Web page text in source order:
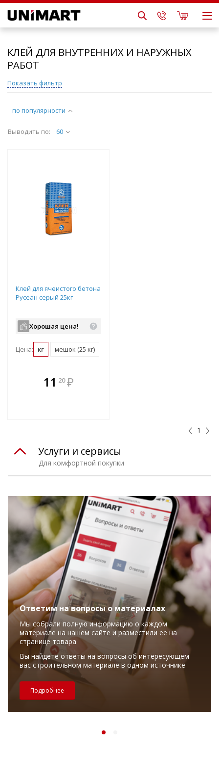
КЛЕЙ ДЛЯ ВНУТРЕННИХ И НАРУЖНЫХ
РАБОТ
по популярности
Выводить по: 60
Клей для ячеистого бетона
Русеан серый 25кг
Хорошая цена!
Цена: кг мешок (25 кг)
11 20 ₽
1
Показать фильтр
Для комфортной покупки
Услуги и сервисы
Ответим на вопросы о материалах
Мы собрали полную информацию о каждом
материале на нашем сайте и разместили ее на
странице товара
Вы найдете ответы на вопросы об интересующем
вас строительном материале в одном источнике
Подробнее